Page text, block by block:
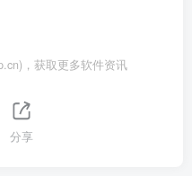
，获取更多软件资讯
分享